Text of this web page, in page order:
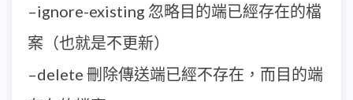
–ignore-existing 忽略目的端已經存在的檔
案（也就是不更新）
–delete 刪除傳送端已經不存在，而目的端